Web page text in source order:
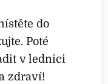
do
Poté
v lednici
zdraví!